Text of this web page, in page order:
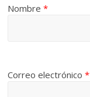
Nombre*
Correo electrónico*